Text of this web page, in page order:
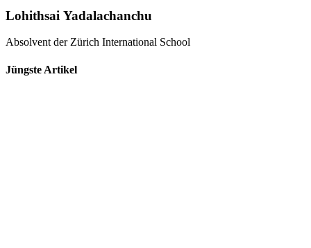
Lohithsai Yadalachanchu
Absolvent der Zürich International School
Jüngste Artikel